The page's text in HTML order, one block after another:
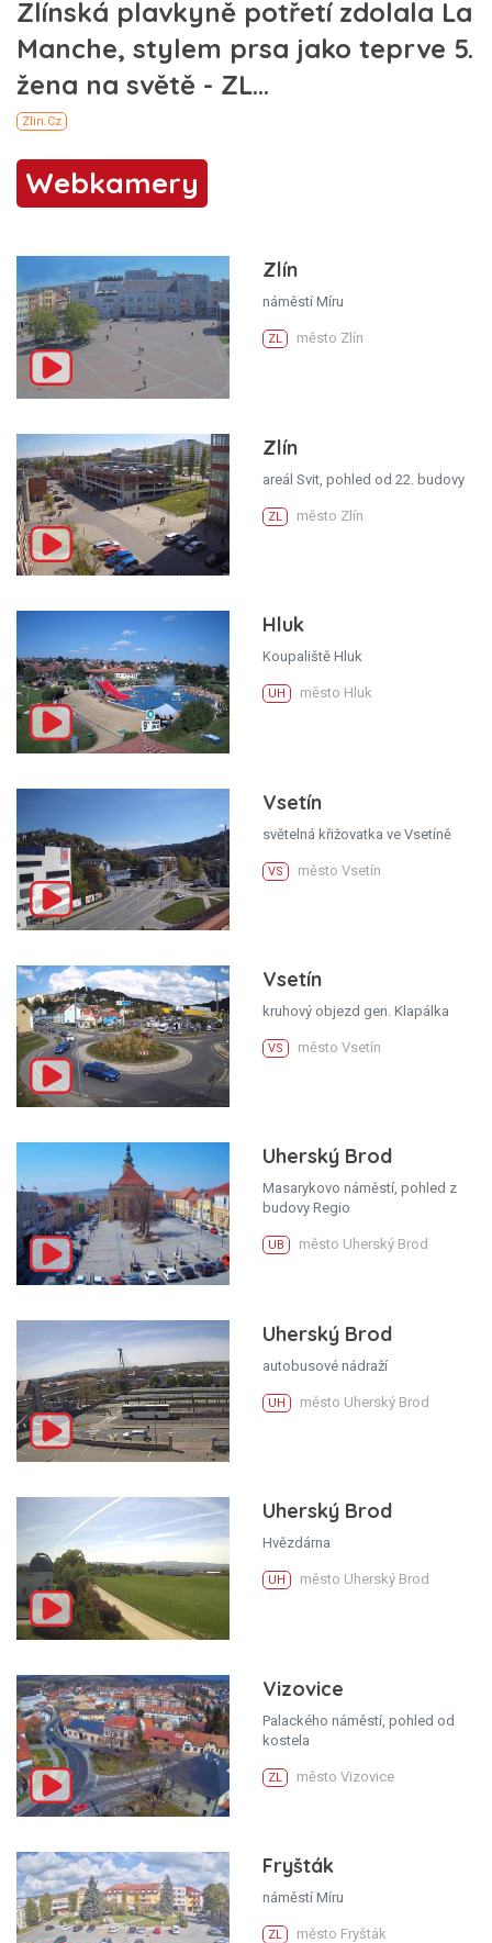
Webkamery
Zlín
náměstí Míru
ZL město Zlín
Zlín
areál Svit, pohled od 22. budovy
ZL město Zlín
Hluk
Koupaliště Hluk
UH město Hluk
Vsetín
světelná křižovatka ve Vsetíně
VS město Vsetín
Vsetín
kruhový objezd gen. Klapálka
VS město Vsetín
Uherský Brod
Masarykovo náměstí, pohled z
budovy Regio
UB město Uherský Brod
Uherský Brod
autobusové nádraží
UH město Uherský Brod
Uherský Brod
Hvězdárna
UH město Uherský Brod
Vizovice
Palackého náměstí, pohled od
kostela
ZL město Vizovice
Fryšták
náměstí Míru
ZL město Fryšták